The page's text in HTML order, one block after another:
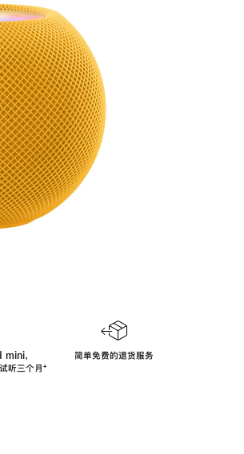
，
听三个月脚
⁺
简单免费的退货服务